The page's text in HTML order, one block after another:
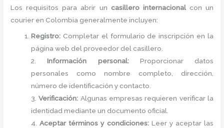
Los requisitos para abrir un casillero internacionalcon un
courier en Colombia generalmente incluyen:
Registro: Completar el formulario de inscripción en la
página web del proveedor del casillero.
2.Información personal:Proporcionar datos
personales como nombre completo, dirección,
número de identificación y contacto.
3.Verificación: Algunas empresas requieren verificar la
identidad mediante un documento oficial.
4.Aceptar términos y condiciones:Leer y aceptar las